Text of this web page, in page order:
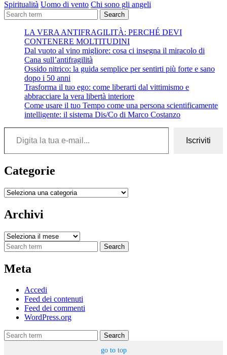
Spiritualità Uomo di vento Chi sono gli angeli
Search
LA VERA ANTIFRAGILITÀ: PERCHÉ DEVI
CONTENERE MOLTITUDINI
Dal vuoto al vino migliore: cosa ci insegna il miracolo di
Cana sull’antifragilità
Ossido nitrico: la guida semplice per sentirti più forte e sano
dopo i 50 anni
Trasforma il tuo ego: come liberarti dal vittimismo e
abbracciare la vera libertà interiore
Come usare il tuo Tempo come una persona scientificamente
intelligente: il sistema Dis/Co di Marco Costanzo
Digita la tua e-mail...
Iscriviti
Categorie
Categorie
Archivi
Archivi
Search
Meta
Accedi
Feed dei contenuti
Feed dei commenti
WordPress.org
Search
go to top